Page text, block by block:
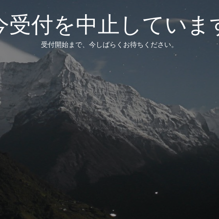
受付を中止していま
受付開始まで、今しばらくお待ちください。